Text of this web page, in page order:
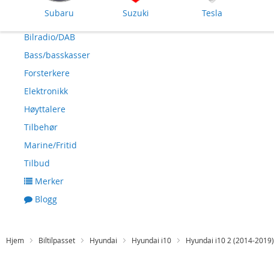
Subaru Suzuki Tesla
Bilradio/DAB
Bass/basskasser
Forsterkere
Elektronikk
Høyttalere
Tilbehør
Marine/Fritid
Tilbud
Merker
Blogg
Hjem Biltilpasset Hyundai Hyundai i10 Hyundai i10 2 (2014-2019)